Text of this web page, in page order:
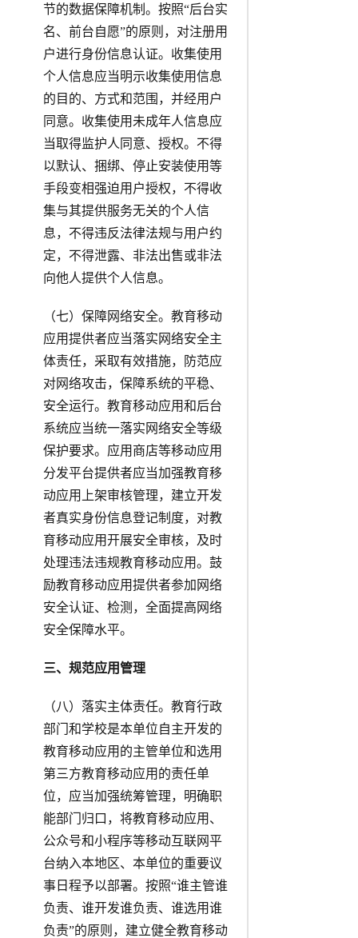
节的数据保障机制。按照“后台实
名、前台自愿”的原则，对注册用
户进行身份信息认证。收集使用
个人信息应当明示收集使用信息
的目的、方式和范围，并经用户
同意。收集使用未成年人信息应
当取得监护人同意、授权。不得
以默认、捆绑、停止安装使用等
手段变相强迫用户授权，不得收
集与其提供服务无关的个人信
息，不得违反法律法规与用户约
定，不得泄露、非法出售或非法
向他人提供个人信息。
（七）保障网络安全。教育移动
应用提供者应当落实网络安全主
体责任，采取有效措施，防范应
对网络攻击，保障系统的平稳、
安全运行。教育移动应用和后台
系统应当统一落实网络安全等级
保护要求。应用商店等移动应用
分发平台提供者应当加强教育移
动应用上架审核管理，建立开发
者真实身份信息登记制度，对教
育移动应用开展安全审核，及时
处理违法违规教育移动应用。鼓
励教育移动应用提供者参加网络
安全认证、检测，全面提高网络
安全保障水平。
三、规范应用管理
（八）落实主体责任。教育行政
部门和学校是本单位自主开发的
教育移动应用的主管单位和选用
第三方教育移动应用的责任单
位，应当加强统筹管理，明确职
能部门归口，将教育移动应用、
公众号和小程序等移动互联网平
台纳入本地区、本单位的重要议
事日程予以部署。按照“谁主管谁
负责、谁开发谁负责、谁选用谁
负责”的原则，建立健全教育移动